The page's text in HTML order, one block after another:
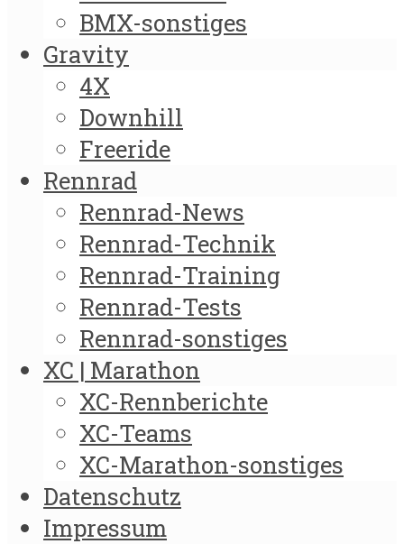
BMX-sonstiges
Gravity
4X
Downhill
Freeride
Rennrad
Rennrad-News
Rennrad-Technik
Rennrad-Training
Rennrad-Tests
Rennrad-sonstiges
XC | Marathon
XC-Rennberichte
XC-Teams
XC-Marathon-sonstiges
Datenschutz
Impressum